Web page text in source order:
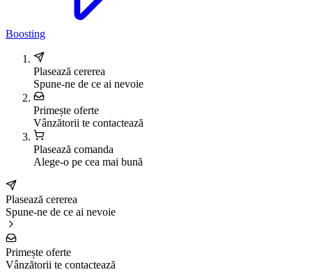
Boosting
Plasează cererea
Spune-ne de ce ai nevoie
Primește oferte
Vânzătorii te contactează
Plasează comanda
Alege-o pe cea mai bună
Plasează cererea
Spune-ne de ce ai nevoie
Primește oferte
Vânzătorii te contactează